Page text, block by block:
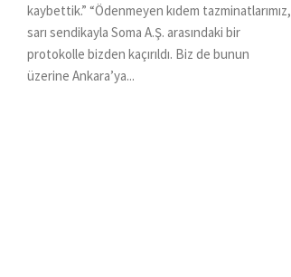
kaybettik.” “Ödenmeyen kıdem tazminatlarımız,
sarı sendikayla Soma A.Ş. arasındaki bir
protokolle bizden kaçırıldı. Biz de bunun
üzerine Ankara’ya...